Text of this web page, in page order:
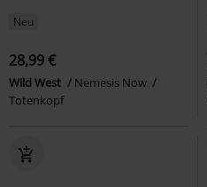
Neu
28,99 €
Wild West
Nemesis Now
Totenkopf